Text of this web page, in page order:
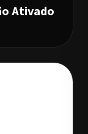
Ativado